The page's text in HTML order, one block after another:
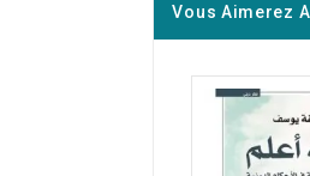
Vous Aimerez